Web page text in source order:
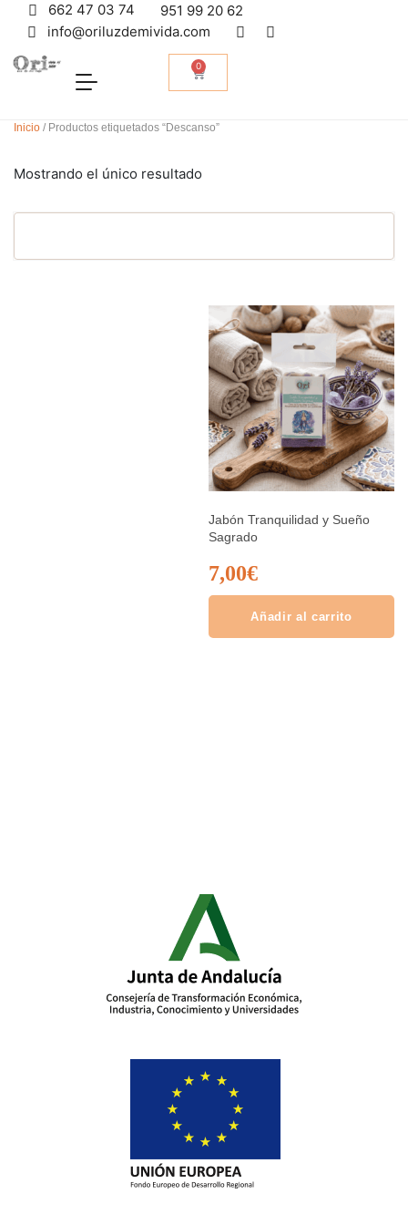
662 47 03 74
951 99 20 62
info@oriluzdemivida.com
0
Inicio / Productos etiquetados “Descanso”
Mostrando el único resultado
Jabón Tranquilidad y Sueño
Sagrado
7,00€
Añadir al carrito